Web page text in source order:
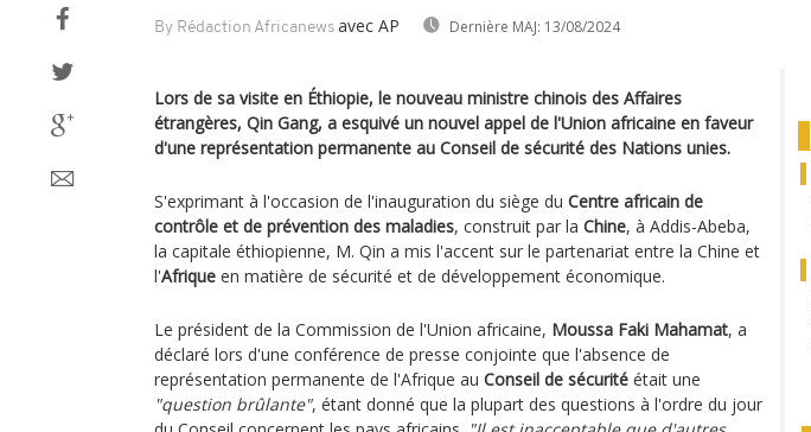
By Rédaction Africanews avec AP Dernière MAJ: 13/08/2024
Lors de sa visite en Éthiopie, le nouveau ministre chinois des Affaires
étrangères, Qin Gang, a esquivé un nouvel appel de l'Union africaine en faveur
d'une représentation permanente au Conseil de sécurité des Nations unies.
S'exprimant à l'occasion de l'inauguration du siège du Centre africain de
contrôle et de prévention des maladies, construit par la Chine, à Addis-Abeba,
la capitale éthiopienne, M. Qin a mis l'accent sur le partenariat entre la Chine et
l'Afrique en matière de sécurité et de développement économique.
Le président de la Commission de l'Union africaine, Moussa Faki Mahamat, a
déclaré lors d'une conférence de presse conjointe que l'absence de
représentation permanente de l'Afrique au Conseil de sécurité était une
"question brûlante", étant donné que la plupart des questions à l'ordre du jour